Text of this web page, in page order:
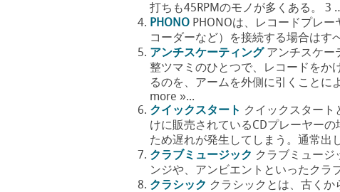
打ちも45RPMのモノが多くある。 3
PHONO PHONOは、レコードプレ
コーダーなど）を接続する場合はす
アンチスケーティング アンチスケー
整ツマミのひとつで、レコードをか
るのを、アームを外側に引くことに
more »...
クイックスタート クイックスタート
けに販売されているCDプレーヤー
ため遅れが発生してしまう。通常出
クラブミュージック クラブミュージ
ンジや、アンビエントといったクラ
クラシック クラシックとは、古く